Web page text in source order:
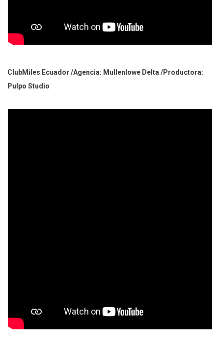
ClubMiles Ecuador /Agencia: Mullenlowe Delta /Productora:
Pulpo Studio